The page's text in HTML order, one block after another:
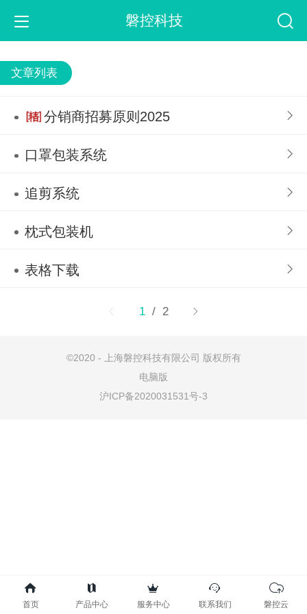
磐控科技
文章列表
分销商招募原则2025
口罩包装系统
追剪系统
枕式包装机
表格下载
1 / 2
©2020 - 上海磐控科技有限公司 版权所有
电脑版
沪ICP备2020031531号-3
首页 产品中心 服务中心 联系我们 磐控云